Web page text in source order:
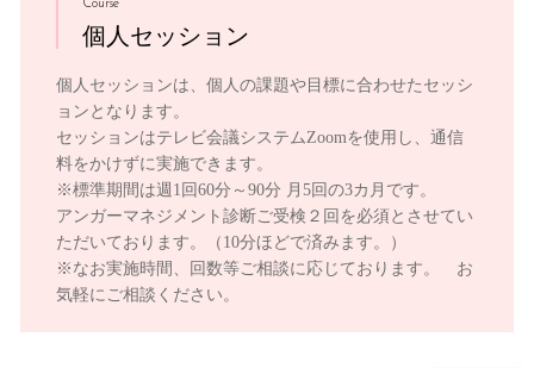
Course
個人セッション
個人セッションは、個人の課題や目標に合わせたセッシ
ョンとなります。
セッションはテレビ会議システムZoomを使用し、通信
料をかけずに実施できます。
※標準期間は週1回60分～90分 月5回の3カ月です。
アンガーマネジメント診断ご受検２回を必須とさせてい
ただいております。（10分ほどで済みます。）
※なお実施時間、回数等ご相談に応じております。 お
気軽にご相談ください。